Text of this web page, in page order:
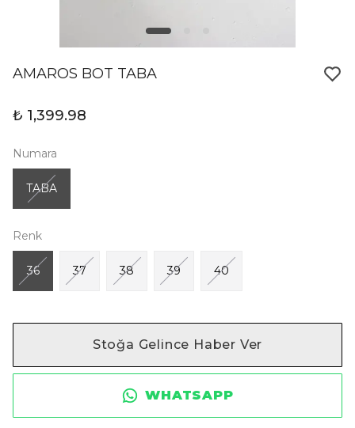
AMAROS BOT TABA
₺ 1,399.98
Numara
TABA
Renk
36 37 38 39 40
Stoğa Gelince Haber Ver
WHATSAPP